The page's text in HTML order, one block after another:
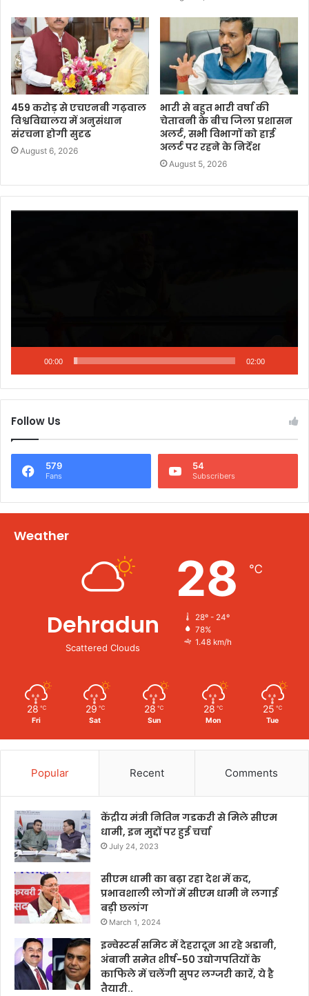
459 करोड़ से एचएनबी गढ़वाल
विश्वविद्यालय में अनुसंधान
संरचना होगी सुदृढ
August 6, 2026
भारी से बहुत भारी वर्षा की
चेतावनी के बीच जिला प्रशासन
अलर्ट, सभी विभागों को हाई
अलर्ट पर रहने के निर्देश
August 5, 2026
00:00 02:00
Follow Us
579
Fans
54
Subscribers
Weather
Dehradun
Scattered Clouds
28 ℃
28º - 24º
78%
1.48 km/h
28 ℃
Fri
29 ℃
Sat
28 ℃
Sun
28 ℃
Mon
25 ℃
Tue
Popular Recent Comments
केंद्रीय मंत्री नितिन गडकरी से मिले सीएम
धामी, इन मुद्दों पर हुई चर्चा
July 24, 2023
सीएम धामी का बढ़ा रहा देश में कद,
प्रभावशाली लोगों में सीएम धामी ने लगाई
बड़ी छलांग
March 1, 2024
इन्वेस्टर्स समिट में देहरादून आ रहे अडानी,
अंबानी समेत शीर्ष-50 उद्योगपतियों के
काफिले में चलेंगी सुपर लग्जरी कारें, ये है
तैयारी..